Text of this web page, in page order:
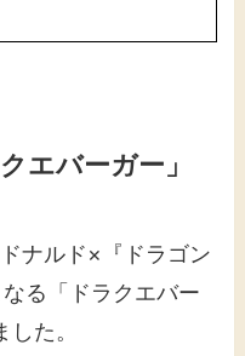
エバーガー」
ナルド×『ドラゴン
る「ドラクエバー
た。